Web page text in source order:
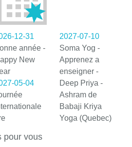
12-31
année -
New
05-04
2027-07-10
Soma Yog -
Apprenez a
enseigner -
Deep Priya -
Ashram de
Babaji Kriya
Yoga (Quebec)
pour vous